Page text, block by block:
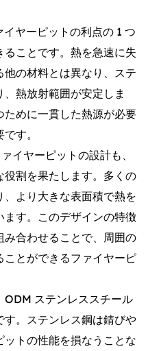
ヤーピットの利点の 1 つ
ことです。熱を急速に失
の材料とは異なり、ステ
熱放射範囲が安定しま
めに一貫した熱源が必要
す。
イヤーピットの設計も、
割を果たします。多くの
より大きな表面積で熱を
す。このデザインの特徴
み合わせることで、周囲の
とができるファイヤーピ
ODM ステンレススチール
。ステンレス鋼は錆びや
トの性能を損なうことな